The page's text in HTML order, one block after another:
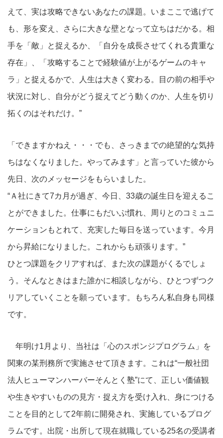
えて、実は攻略できないあなたの課題。いまここで逃げて
も、形を変え、さらに大きな壁となって立ちはだかる。相
手を「敵」と捉えるか、「自分を成長させてくれる貴重な
存在」、「攻略することで経験値が上がるゲームのキャ
ラ」と捉えるかで、人生は大きく変わる。目の前の相手や
状況に対し、自分がどう捉えてどう動くのか、人生を切り
拓くのはそれだけ。”
「できますかねえ・・・でも、さっきまでの絶望的な気持
ちはなくなりました。やってみます」と言っていた彼から
先日、次のメッセージをもらいました。
“Ａ社にきて7カ月が過ぎ、今日、33歳の誕生日を迎えるこ
とができました。仕事にもだいぶ慣れ、周りとのコミュニ
ケーションもとれて、充実した毎日を送っています。今月
から昇給になりました。これからも頑張ります。”
ひとつ課題をクリアすれば、また次の課題がくるでしょ
う。そんなときはまた誰かに相談しながら、ひとつずつク
リアしていくことを願っています。もちろん私自身も同様
です。
年明け1月より、当社は「心のスポンジプログラム」を
関東の某刑務所で実施させて頂きます。これは“一般社団
法人ヒューマンハーバーそんとく塾”にて、正しい価値観
や生きやすいものの見方・捉え方を受け入れ、身につける
ことを目的として2年前に開発され、実施しているプログ
ラムです。出院・出所して現在就職している25名の受講者